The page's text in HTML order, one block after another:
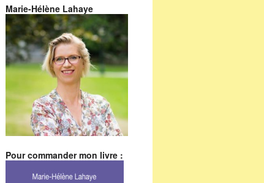
Marie-Hélène Lahaye
Pour commander mon livre :